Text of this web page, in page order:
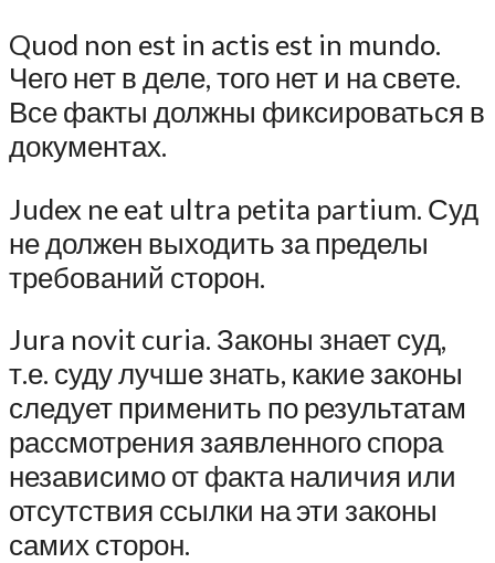
Quod non est in actis est in mundo.
Чего нет в деле, того нет и на свете.
Все факты должны фиксироваться в
документах.
Judex ne eat ultra petita partium. Суд
не должен выходить за пределы
требований сторон.
Jura novit curia. Законы знает суд,
т.е. суду лучше знать, какие законы
следует применить по результатам
рассмотрения заявленного спора
независимо от факта наличия или
отсутствия ссылки на эти законы
самих сторон.